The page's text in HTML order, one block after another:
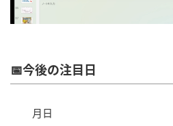
📅今後の注目日
月日